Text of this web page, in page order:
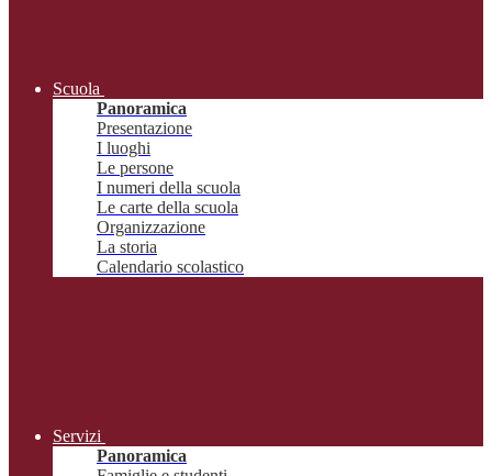
Scuola
Panoramica
Presentazione
I luoghi
Le persone
I numeri della scuola
Le carte della scuola
Organizzazione
La storia
Calendario scolastico
Servizi
Panoramica